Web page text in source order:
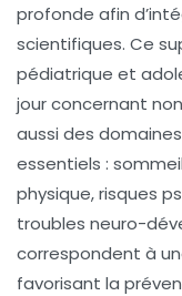
profonde afin
scientifiques. Ce
pédiatrique et
jour concernant
aussi des
essentiels :
physique, risques
troubles neuro-
correspondent à
favorisant la